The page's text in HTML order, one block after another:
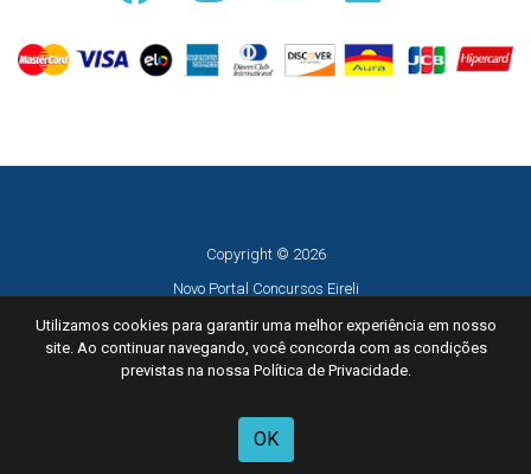
Copyright © 2026
Novo Portal Concursos Eireli
CNPJ 29.857.353/0001-94
Todos os direitos reservados
Utilizamos cookies para garantir uma melhor experiência em nosso
site. Ao continuar navegando, você concorda com as condições
previstas na nossa Política de Privacidade.
OK